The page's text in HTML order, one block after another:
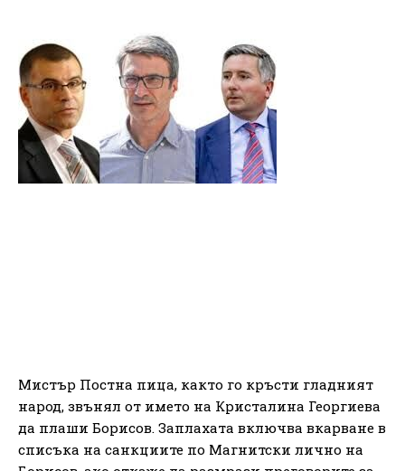
Мистър Постна пица, както го кръсти гладният
народ, звънял от името на Кристалина Георгиева
да плаши Борисов. Заплахата включва вкарване в
списъка на санкциите по Магнитски лично на